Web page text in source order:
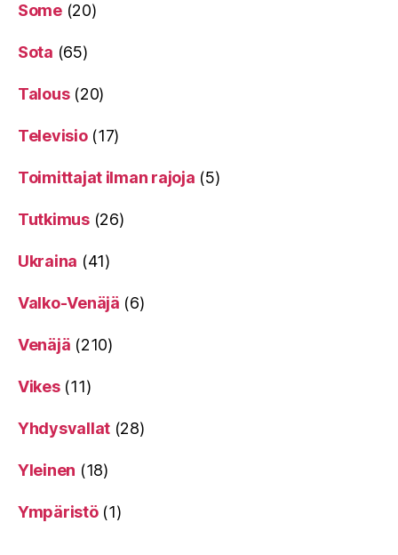
Some(20)
Sota (65)
Talous(20)
Televisio(17)
Toimittajat ilman rajoja (5)
Tutkimus(26)
Ukraina (41)
Valko-Venäjä (6)
Venäjä (210)
Vikes(11)
Yhdysvallat (28)
Yleinen (18)
Ympäristö(1)